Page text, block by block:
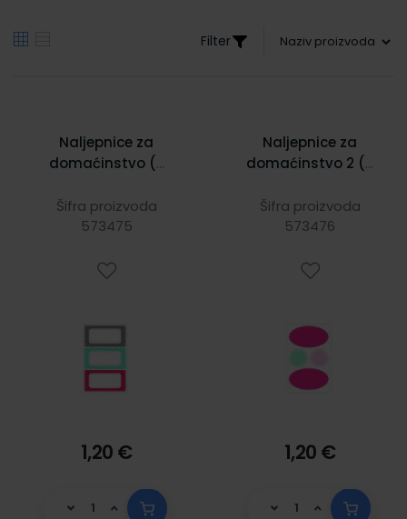
Filter
Naljepnice za
domaćinstvo (3
naljepnice) Herlitz
Šifra proizvoda
573475
1,20 €
Naljepnice za
domaćinstvo 2 (3
naljepnice) Herlitz
Šifra proizvoda
573476
1,20 €